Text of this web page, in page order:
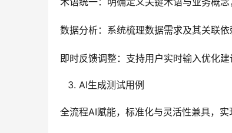
数据分析：系统梳理数据需求及其关联
即时反馈调整：支持用户实时输入优化
AI生成测试用例
全流程AI赋能，标准化与灵活性兼具，